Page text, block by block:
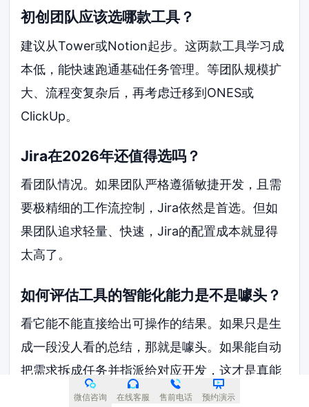
初创团队应该选哪款工具？
建议从Tower或Notion起步。这两款工具学习成
本低，能快速跑通基础任务管理。等团队规模扩
大、流程变复杂后，再考虑迁移到ONES或
ClickUp。
Jira在2026年还值得选吗？
看团队情况。如果团队严格遵循敏捷开发，且需
要极精细的工作流控制，Jira依然是首选。但如
果团队追求轻量、快速，Jira的配置成本就显得
太高了。
如何评估工具的智能化能力是不是噱头？
看它能不能直接给出可操作的结果。如果只是生
成一段没人看的总结，那就是噱头。如果能自动
把需求拆成任务并指派给对应开发，这才是真能
微信咨询 在线客服 售前电话 预约演示